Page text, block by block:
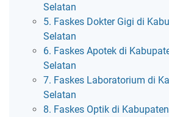
Selatan
5. Faskes Dokter Gigi di
Selatan
6. Faskes Apotek di
Selatan
7. Faskes Laboratorium di
Selatan
8. Faskes Optik di